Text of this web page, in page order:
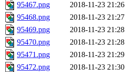
95467.png
2018-11-23 21:26
95468.png
2018-11-23 21:27
95469.png
2018-11-23 21:28
95470.png
2018-11-23 21:28
95471.png
2018-11-23 21:29
95472.png
2018-11-23 21:30